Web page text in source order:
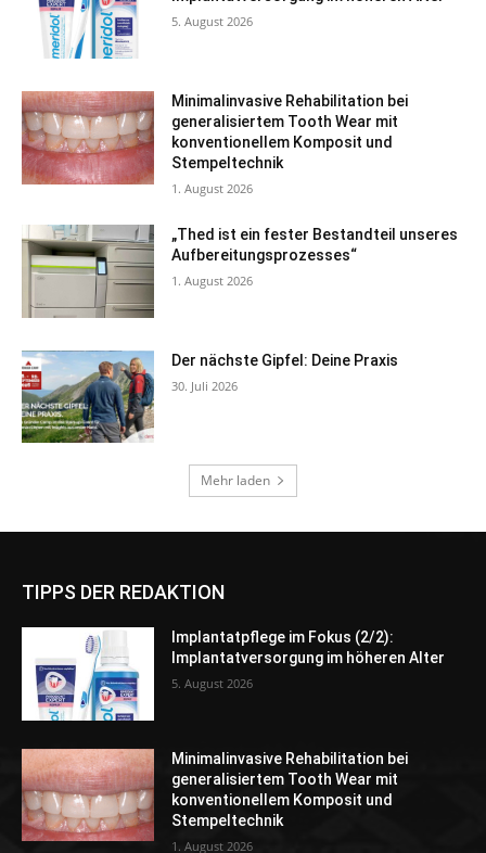
TIPPS DER REDAKTION
Implantatpflege im Fokus (2/2):
Implantatversorgung im höheren Alter
5. August 2026
Minimalinvasive Rehabilitation bei
generalisiertem Tooth Wear mit
konventionellem Komposit und
Stempeltechnik
1. August 2026